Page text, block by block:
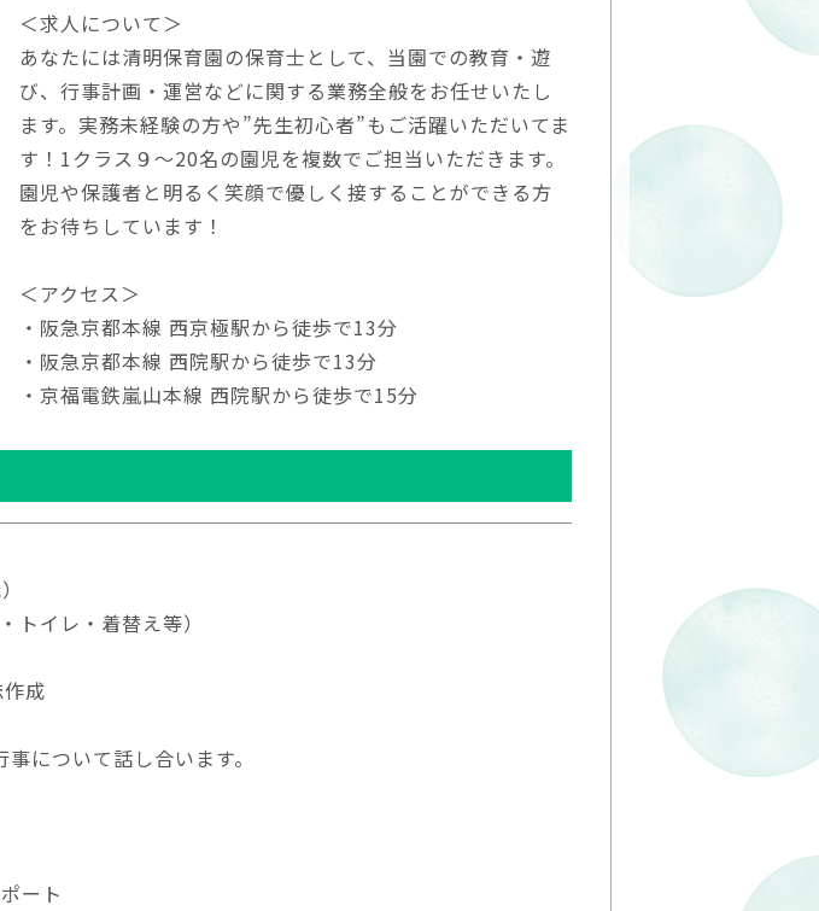
＜求人について＞
あなたには清明保育園の保育士として、当園での教育・遊
び、行事計画・運営などに関する業務全般をお任せいたし
ます。実務未経験の方や”先生初心者”もご活躍いただいてま
す！1クラス９～20名の園児を複数でご担当いただきます。
園児や保護者と明るく笑顔で優しく接することができる方
をお待ちしています！
＜アクセス＞
・阪急京都本線 西京極駅から徒歩で13分
・阪急京都本線 西院駅から徒歩で13分
・京福電鉄嵐山本線 西院駅から徒歩で15分
トイレ・着替え等）
成
について話し合います。
ート